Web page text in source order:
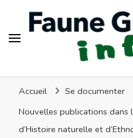
Accueil Se documenter
Nouvelles publications dans
d’Histoire naturelle et